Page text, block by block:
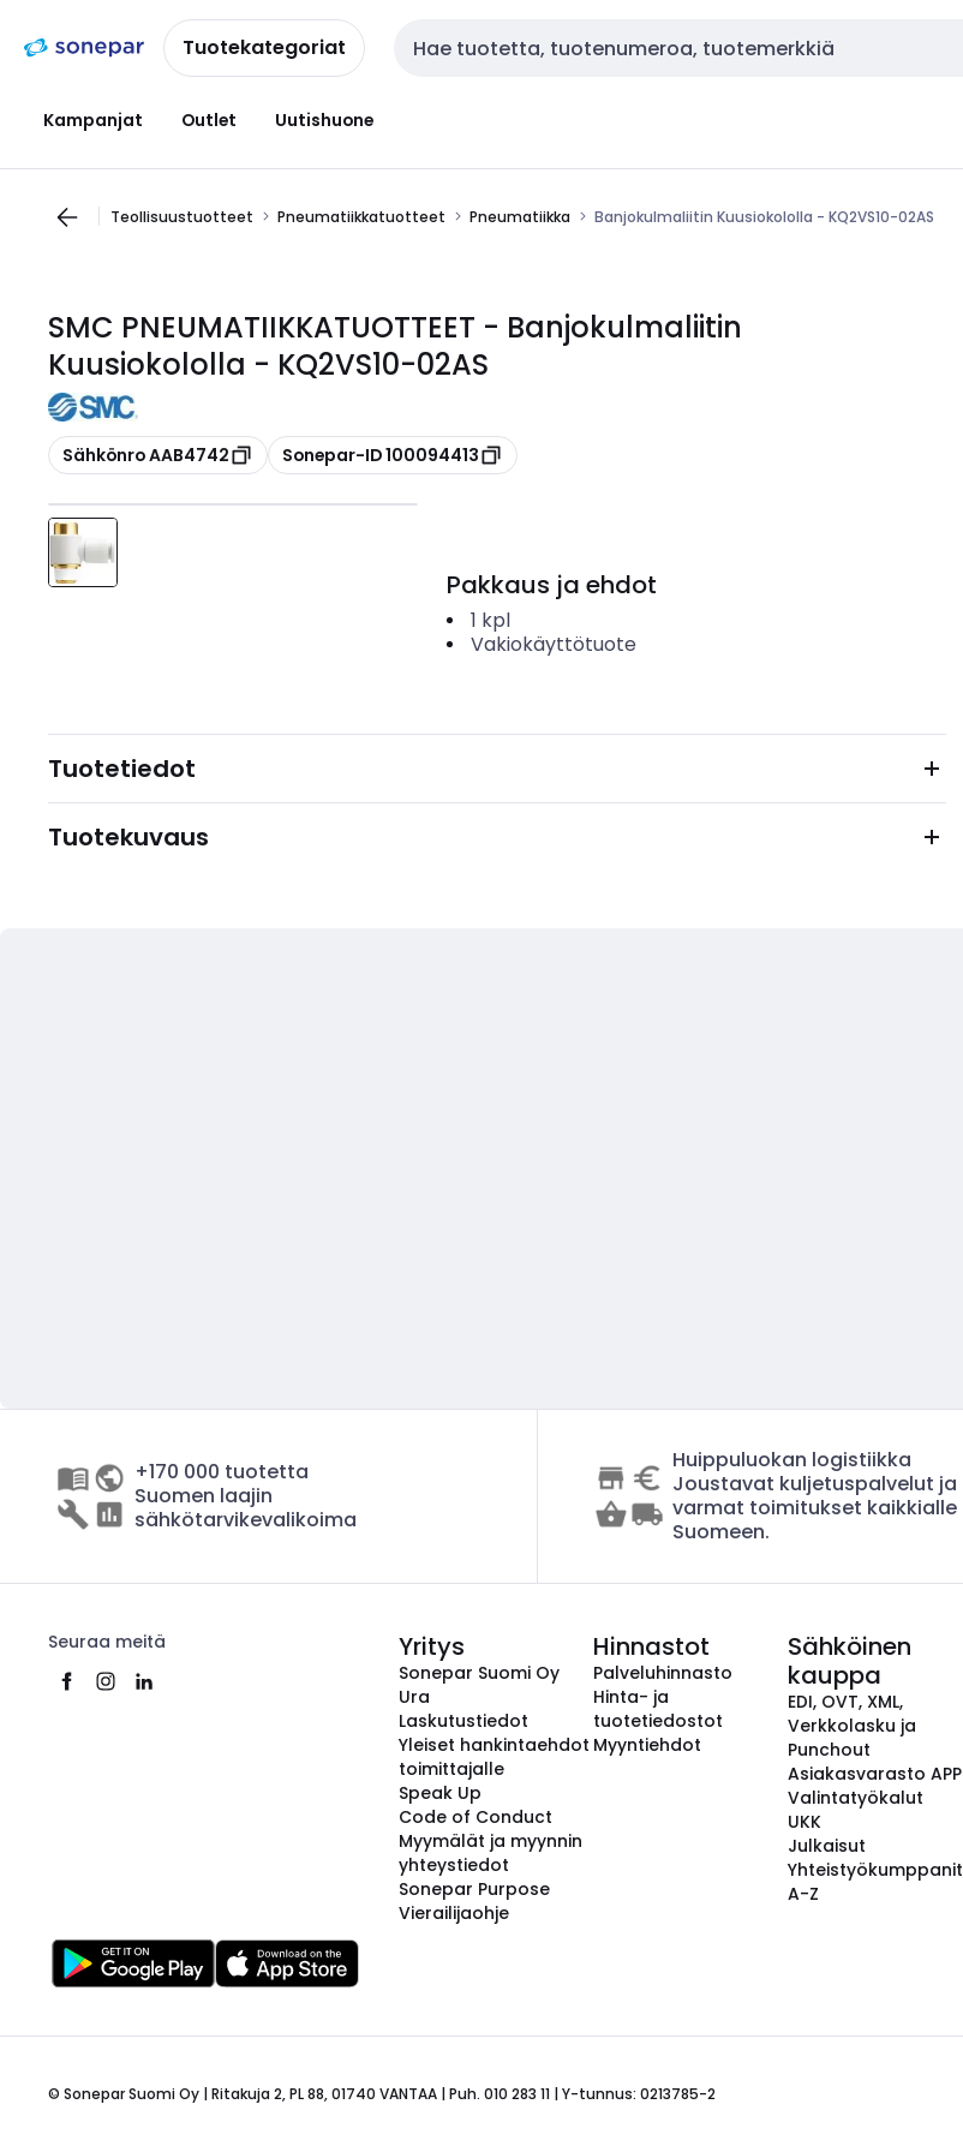
navigointiinsisältöönTuotekategoriat Haku
Kampanjat Outlet Uutishuone
Teollisuustuotteet Pneumatiikkatuotteet Pneumatiikka Banjokulmaliitin Kuusiokololla - KQ2VS10-02AS
SMC PNEUMATIIKKATUOTTEET - Banjokulmaliitin
Kuusiokololla - KQ2VS10-02AS
Kopioi
Sähkönro AAB4742 Kopioi
Sonepar-ID 100094413
Pakkaus ja ehdot
1 kpl
Vakiokäyttötuote
Tuotetiedot
Tuotekuvaus
+170 000 tuotetta
Suomen laajin
sähkötarvikevalikoima
Huippuluokan logistiikka
Joustavat kuljetuspalvelut ja
varmat toimitukset kaikkialle
Suomeen.
Seuraa meitä Yritys
Sonepar Suomi Oy
Ura
Laskutustiedot
Yleiset hankintaehdot
toimittajalle
Speak Up
Code of Conduct
Myymälät ja myynnin
yhteystiedot
Sonepar Purpose
Vierailijaohje
Hinnastot
Palveluhinnasto
Hinta- ja
tuotetiedostot
Myyntiehdot
Sähköinen
kauppa
EDI, OVT, XML,
Verkkolasku ja
Punchout
Asiakasvarasto APP
Valintatyökalut
UKK
Julkaisut
Yhteistyökumppanit
A-Z
© Sonepar Suomi Oy | Ritakuja 2, PL 88, 01740 VANTAA | Puh. 010 283 11 | Y-tunnus: 0213785-2